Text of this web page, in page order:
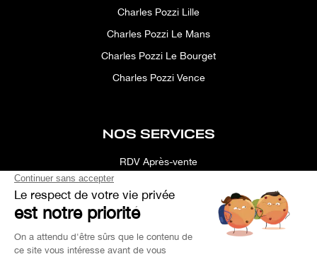
Charles Pozzi Lille
Charles Pozzi Le Mans
Charles Pozzi Le Bourget
Charles Pozzi Vence
NOS SERVICES
RDV Après-vente
Simulateur
Recherche Personnalisée